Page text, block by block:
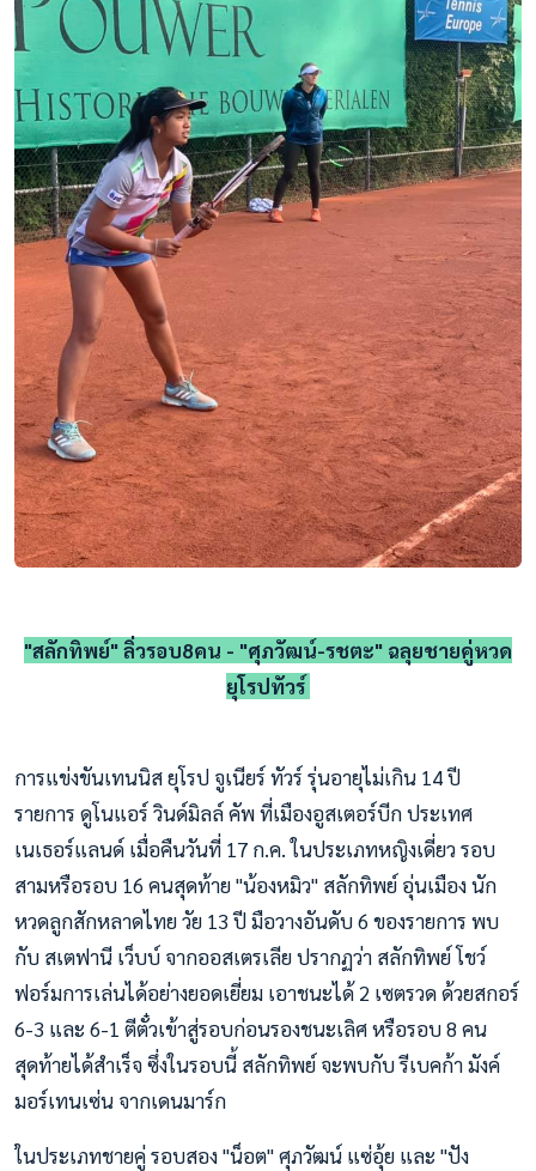
"สลักทิพย์" ลิ่วรอบ8คน - "ศุภวัฒน์-รชตะ" ฉลุยชายคู่หวด
ยุโรปทัวร์
การแข่งขันเทนนิส ยุโรป จูเนียร์ ทัวร์ รุ่นอายุไม่เกิน 14 ปี
รายการ ดูโนแอร์ วินด์มิลล์ คัพ ที่เมืองอูสเตอร์บีก ประเทศ
เนเธอร์แลนด์ เมื่อคืนวันที่ 17 ก.ค. ในประเภทหญิงเดี่ยว รอบ
สามหรือรอบ 16 คนสุดท้าย "น้องหมิว" สลักทิพย์ อุ่นเมือง นัก
หวดลูกสักหลาดไทย วัย 13 ปี มือวางอันดับ 6 ของรายการ พบ
กับ สเตฟานี เว็บบ์ จากออสเตรเลีย ปรากฏว่า สลักทิพย์ โชว์
ฟอร์มการเล่นได้อย่างยอดเยี่ยม เอาชนะได้ 2 เซตรวด ด้วยสกอร์
6-3 และ 6-1 ตีตั๋วเข้าสู่รอบก่อนรองชนะเลิศ หรือรอบ 8 คน
สุดท้ายได้สำเร็จ ซึ่งในรอบนี้ สลักทิพย์ จะพบกับ รีเบคก้า มังค์
มอร์เทนเซ่น จากเดนมาร์ก
ในประเภทชายคู่ รอบสอง "น็อต" ศุภวัฒน์ แซ่อุ้ย และ "ปัง